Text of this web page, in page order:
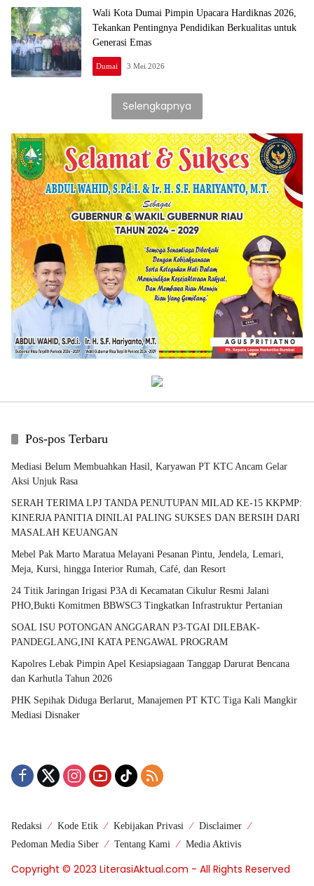
Wali Kota Dumai Pimpin Upacara Hardiknas 2026,
Tekankan Pentingnya Pendidikan Berkualitas untuk
Generasi Emas
Dumai 3 Mei 2026
Selengkapnya
Pos-pos Terbaru
Mediasi Belum Membuahkan Hasil, Karyawan PT KTC Ancam Gelar
Aksi Unjuk Rasa
SERAH TERIMA LPJ TANDA PENUTUPAN MILAD KE-15 KKPMP:
KINERJA PANITIA DINILAI PALING SUKSES DAN BERSIH DARI
MASALAH KEUANGAN
Mebel Pak Marto Maratua Melayani Pesanan Pintu, Jendela, Lemari,
Meja, Kursi, hingga Interior Rumah, Café, dan Resort
24 Titik Jaringan Irigasi P3A di Kecamatan Cikulur Resmi Jalani
PHO,Bukti Komitmen BBWSC3 Tingkatkan Infrastruktur Pertanian
SOAL ISU POTONGAN ANGGARAN P3-TGAI DILEBAK-
PANDEGLANG,INI KATA PENGAWAL PROGRAM
Kapolres Lebak Pimpin Apel Kesiapsiagaan Tanggap Darurat Bencana
dan Karhutla Tahun 2026
PHK Sepihak Diduga Berlarut, Manajemen PT KTC Tiga Kali Mangkir
Mediasi Disnaker
Redaksi Kode Etik Kebijakan Privasi
Disclaimer
Pedoman Media Siber
Tentang Kami Media Aktivis
Copyright © 2023 LiterasiAktual.com - All Rights Reserved